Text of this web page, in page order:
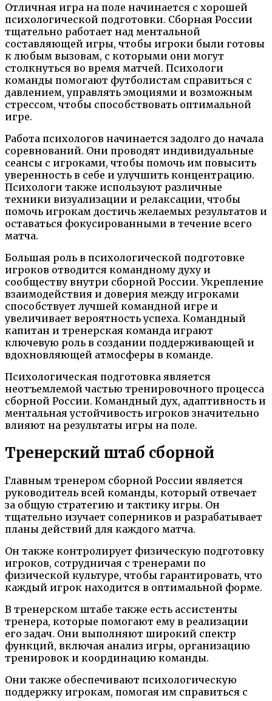
Отличная игра на поле начинается с хорошей
психологической подготовки. Сборная России
тщательно работает над ментальной
составляющей игры, чтобы игроки были готовы
к любым вызовам, с которыми они могут
столкнуться во время матчей. Психологи
команды помогают футболистам справиться с
давлением, управлять эмоциями и возможным
стрессом, чтобы способствовать оптимальной
игре.
Работа психологов начинается задолго до начала
соревнований. Они проводят индивидуальные
сеансы с игроками, чтобы помочь им повысить
уверенность в себе и улучшить концентрацию.
Психологи также используют различные
техники визуализации и релаксации, чтобы
помочь игрокам достичь желаемых результатов и
оставаться фокусированными в течение всего
матча.
Большая роль в психологической подготовке
игроков отводится командному духу и
сообществу внутри сборной России. Укрепление
взаимодействия и доверия между игроками
способствует лучшей командной игре и
увеличивает вероятность успеха. Командный
капитан и тренерская команда играют
ключевую роль в создании поддерживающей и
вдохновляющей атмосферы в команде.
Психологическая подготовка является
неотъемлемой частью тренировочного процесса
сборной России. Командный дух, адаптивность и
ментальная устойчивость игроков значительно
влияют на результаты игры на поле.
Тренерский штаб сборной
Главным тренером сборной России является
руководитель всей команды, который отвечает
за общую стратегию и тактику игры. Он
тщательно изучает соперников и разрабатывает
планы действий для каждого матча.
Он также контролирует физическую подготовку
игроков, сотрудничая с тренерами по
физической культуре, чтобы гарантировать, что
каждый игрок находится в оптимальной форме.
В тренерском штабе также есть ассистенты
тренера, которые помогают ему в реализации
его задач. Они выполняют широкий спектр
функций, включая анализ игры, организацию
тренировок и координацию команды.
Они также обеспечивают психологическую
поддержку игрокам, помогая им справиться с